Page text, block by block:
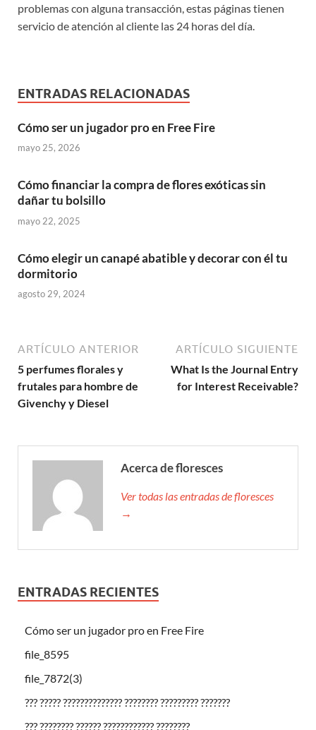
problemas con alguna transacción, estas páginas tienen
servicio de atención al cliente las 24 horas del día.
ENTRADAS RELACIONADAS
Cómo ser un jugador pro en Free Fire
mayo 25, 2026
Cómo financiar la compra de flores exóticas sin
dañar tu bolsillo
mayo 22, 2025
Cómo elegir un canapé abatible y decorar con él tu
dormitorio
agosto 29, 2024
ARTÍCULO ANTERIOR
5 perfumes florales y
frutales para hombre de
Givenchy y Diesel
ARTÍCULO SIGUIENTE
What Is the Journal Entry
for Interest Receivable?
Acerca de floresces
Ver todas las entradas de floresces
→
ENTRADAS RECIENTES
Cómo ser un jugador pro en Free Fire
file_8595
file_7872(3)
??? ????? ?????????????? ???????? ????????? ???????
??? ???????? ?????? ???????????? ????????